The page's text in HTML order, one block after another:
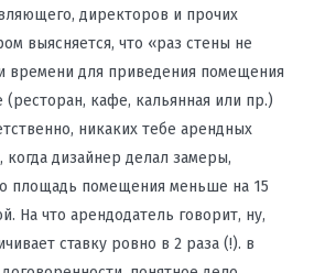
директоров и прочих
выясняется, что «раз стены не
времени для приведения помещения
(ресторан, кафе, кальянная или пр.)
никаких тебе арендных
когда дизайнер делал замеры,
площадь помещения меньше на 15
На что арендодатель говорит, ну,
ставку ровно в 2 раза (!). в